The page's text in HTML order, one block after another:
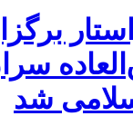
شد